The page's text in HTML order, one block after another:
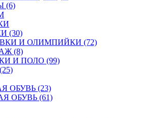
(6)
(30)
И ОЛИМПИЙКИ (72)
(8)
И ПОЛО (99)
ОБУВЬ (23)
ОБУВЬ (61)